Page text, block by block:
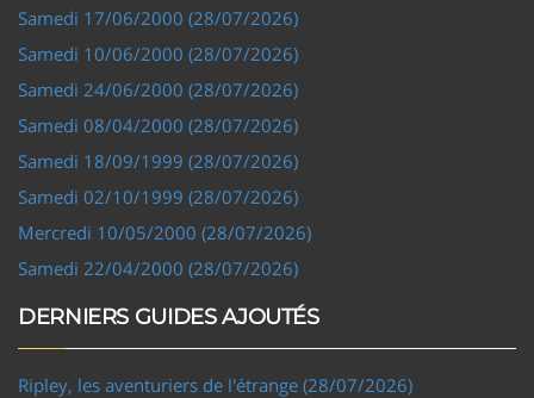
Samedi 17/06/2000 (28/07/2026)
Samedi 10/06/2000 (28/07/2026)
Samedi 24/06/2000 (28/07/2026)
Samedi 08/04/2000 (28/07/2026)
Samedi 18/09/1999 (28/07/2026)
Samedi 02/10/1999 (28/07/2026)
Mercredi 10/05/2000 (28/07/2026)
Samedi 22/04/2000 (28/07/2026)
DERNIERS GUIDES AJOUTÉS
Ripley, les aventuriers de l'étrange (28/07/2026)